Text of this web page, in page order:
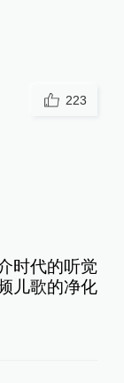
223
时代的听觉
儿歌的净化